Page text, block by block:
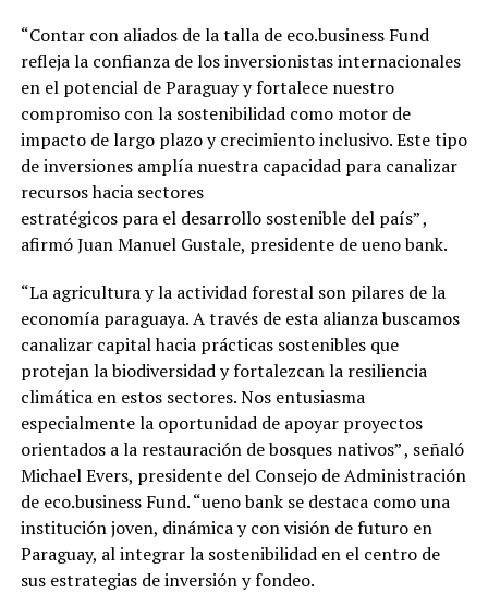
“Contar con aliados de la talla de eco.business Fund
refleja la confianza de los inversionistas internacionales
en el potencial de Paraguay y fortalece nuestro
compromiso con la sostenibilidad como motor de
impacto de largo plazo y crecimiento inclusivo. Este tipo
de inversiones amplía nuestra capacidad para canalizar
recursos hacia sectores
estratégicos para el desarrollo sostenible del país” ,
afirmó Juan Manuel Gustale, presidente de ueno bank.
“La agricultura y la actividad forestal son pilares de la
economía paraguaya. A través de esta alianza buscamos
canalizar capital hacia prácticas sostenibles que
protejan la biodiversidad y fortalezcan la resiliencia
climática en estos sectores. Nos entusiasma
especialmente la oportunidad de apoyar proyectos
orientados a la restauración de bosques nativos” , señaló
Michael Evers, presidente del Consejo de Administración
de eco.business Fund. “ueno bank se destaca como una
institución joven, dinámica y con visión de futuro en
Paraguay, al integrar la sostenibilidad en el centro de
sus estrategias de inversión y fondeo.